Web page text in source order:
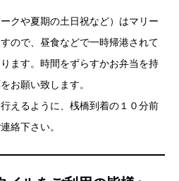
クや夏期の土日祝など）はマリー
ので、昼食などで一時帰港されて
ます。時間をずらすかお弁当を持
お願い致します。
えるように、桟橋到着の１０分前
絡下さい。